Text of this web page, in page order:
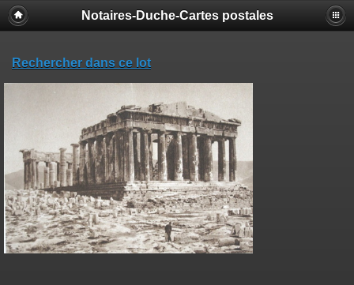
Notaires-Duche-Cartes postales
Rechercher dans ce lot